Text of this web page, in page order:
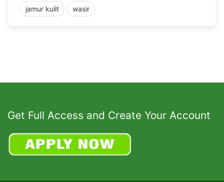
jamur kulit wasir
Get Full Access and Create Your Account